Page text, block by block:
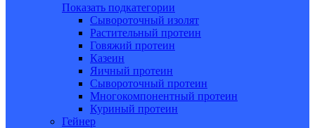
Показать подкатегории
Сывороточный изолят
Растительный протеин
Говяжий протеин
Казеин
Яичный протеин
Сывороточный протеин
Многокомпонентный протеин
Куриный протеин
Гейнер